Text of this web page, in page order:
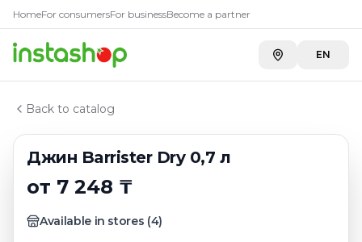
HomeFor consumersFor businessBecome a partner
EN
Back to catalog
Джин Barrister Dry 0,7 л
от 7 248 ₸
Available in stores (4)
Главная
Каталог
Джин
Джин Barrister Dry 0,7 л
КупитьДжин Barrister Dry